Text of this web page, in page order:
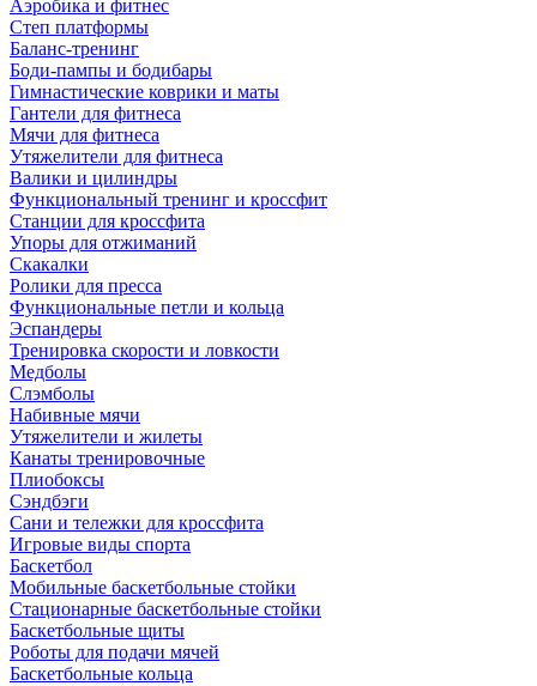
Аэробика и фитнес
Степ платформы
Баланс-тренинг
Боди-пампы и бодибары
Гимнастические коврики и маты
Гантели для фитнеса
Мячи для фитнеса
Утяжелители для фитнеса
Валики и цилиндры
Функциональный тренинг и кроссфит
Станции для кроссфита
Упоры для отжиманий
Скакалки
Ролики для пресса
Функциональные петли и кольца
Эспандеры
Тренировка скорости и ловкости
Медболы
Слэмболы
Набивные мячи
Утяжелители и жилеты
Канаты тренировочные
Плиобоксы
Сэндбэги
Сани и тележки для кроссфита
Игровые виды спорта
Баскетбол
Мобильные баскетбольные стойки
Стационарные баскетбольные стойки
Баскетбольные щиты
Роботы для подачи мячей
Баскетбольные кольца